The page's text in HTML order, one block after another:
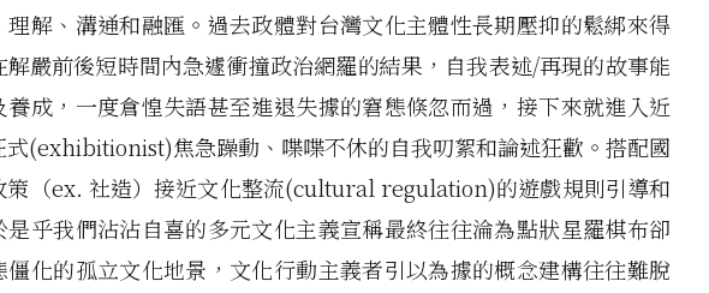
理解、溝通和融匯。過去政體對台灣文化主體性長期壓抑的鬆綁來得
解嚴前後短時間內急遽衝撞政治網羅的結果，自我表述/再現的故事能
養成，一度倉惶失語甚至進退失據的窘態倏忽而過，接下來就進入近
式(exhibitionist)焦急躁動、喋喋不休的自我叨絮和論述狂歡。搭配國
策（ex. 社造）接近文化整流(cultural regulation)的遊戲規則引導和
是乎我們沾沾自喜的多元文化主義宣稱最終往往淪為點狀星羅棋布卻
僵化的孤立文化地景，文化行動主義者引以為據的概念建構往往難脫